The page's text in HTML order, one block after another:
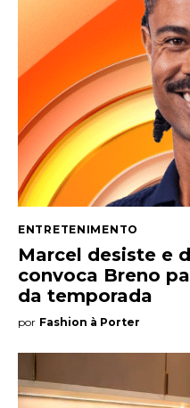
ENTRETENIMENTO
Marcel desiste e
convoca Breno
da temporada
por Fashion à Porter